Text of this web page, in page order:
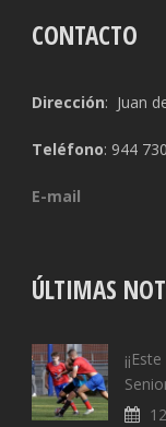
CONTACTO
Dirección: Juan
Teléfono: 944
E-mail
ÚLTIMAS